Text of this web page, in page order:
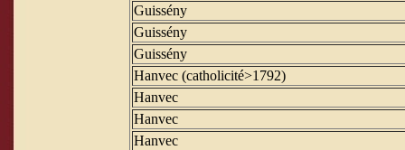
Guissény
Guissény
Guissény
Hanvec (catholicité>1792)
Hanvec
Hanvec
Hanvec